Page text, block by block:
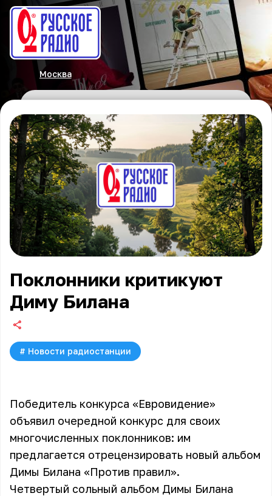
Москва
Поклонники критикуют
Диму Билана
# Новости радиостанции
Победитель конкурса «Евровидение»
объявил очередной конкурс для своих
многочисленных поклонников: им
предлагается отрецензировать новый альбом
Димы Билана «Против правил».
Четвертый сольный альбом Димы Билана